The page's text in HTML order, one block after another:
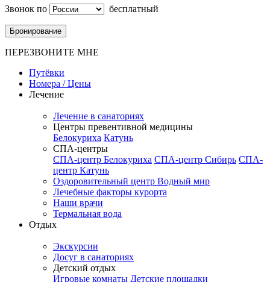
Звонок по
бесплатный
Бронирование
ПЕРЕЗВОНИТЕ МНЕ
Путёвки
Номера / Цены
Лечение
Лечение в санаториях
Центры превентивной медицины
Белокуриха Катунь
СПА-центры
СПА-центр Белокуриха СПА-центр Сибирь СПА-
центр Катунь
Оздоровительный центр Водный мир
Лечебные факторы курорта
Наши врачи
Термальная вода
Отдых
Экскурсии
Досуг в санаториях
Детский отдых
Игровые комнаты Детские площадки